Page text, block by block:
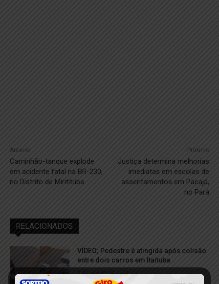
Anterior
Caminhão-tanque explode
em acidente fatal na BR-230,
no Distrito de Miritituba
Próximo
Justiça determina melhorias
imediatas em escolas de
assentamentos em Pacajá,
no Pará
RELACIONADOS
VÍDEO; Pedestre é atingida após colisão
entre dois carros em Itaituba